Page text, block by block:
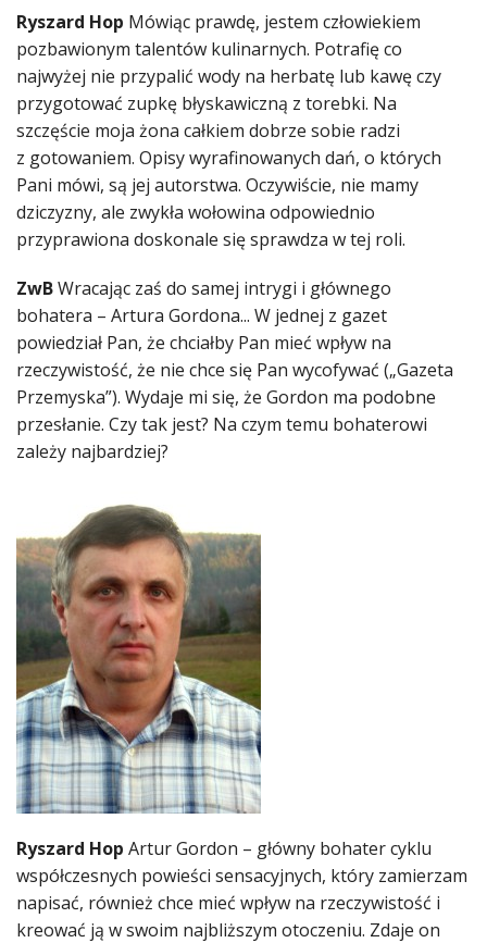
Ryszard Hop Mówiąc prawdę, jestem człowiekiem
pozbawionym talentów kulinarnych. Potrafię co
najwyżej nie przypalić wody na herbatę lub kawę czy
przygotować zupkę błyskawiczną z torebki. Na
szczęście moja żona całkiem dobrze sobie radzi
z gotowaniem. Opisy wyrafinowanych dań, o których
Pani mówi, są jej autorstwa. Oczywiście, nie mamy
dziczyzny, ale zwykła wołowina odpowiednio
przyprawiona doskonale się sprawdza w tej roli.
ZwBWracając zaś do samej intrygi i głównego
bohatera – Artura Gordona... W jednej z gazet
powiedział Pan, że chciałby Pan mieć wpływ na
rzeczywistość, że nie chce się Pan wycofywać („Gazeta
Przemyska”). Wydaje mi się, że Gordon ma podobne
przesłanie. Czy tak jest? Na czym temu bohaterowi
zależy najbardziej?
Ryszard Hop Artur Gordon – główny bohater cyklu
współczesnych powieści sensacyjnych, który zamierzam
napisać, również chce mieć wpływ na rzeczywistość i
kreować ją w swoim najbliższym otoczeniu. Zdaje on